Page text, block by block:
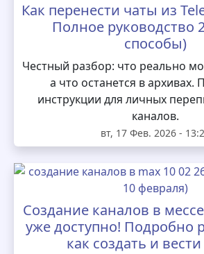
Как перенести чаты из
Полное руководство
способы)
Честный разбор: что реально
а что останется в
инструкции для личных
каналов.
вт, 17 Фев. 2026 -
Создание каналов в
уже доступно! Подробно
как создать и